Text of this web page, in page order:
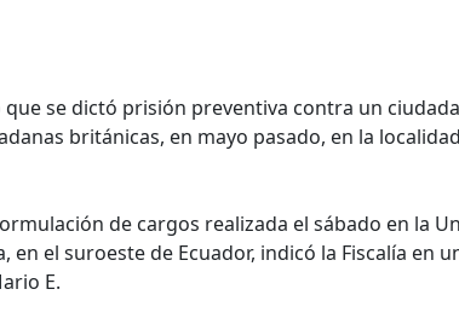
se dictó prisión preventiva contra un
británicas, en mayo pasado, en la
de cargos realizada el sábado en la
en el suroeste de Ecuador, indicó la Fiscalía en
E.